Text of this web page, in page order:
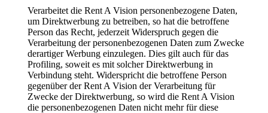
Verarbeitet die Rent A Vision personenbezogene Daten,
um Direktwerbung zu betreiben, so hat die betroffene
Person das Recht, jederzeit Widerspruch gegen die
Verarbeitung der personenbezogenen Daten zum Zwecke
derartiger Werbung einzulegen. Dies gilt auch für das
Profiling, soweit es mit solcher Direktwerbung in
Verbindung steht. Widerspricht die betroffene Person
gegenüber der Rent A Vision der Verarbeitung für
Zwecke der Direktwerbung, so wird die Rent A Vision
die personenbezogenen Daten nicht mehr für diese